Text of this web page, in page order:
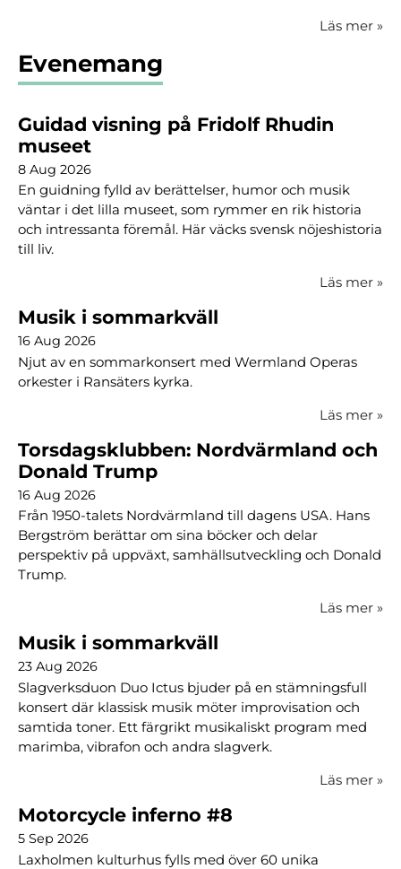
Läs mer »
Evenemang
Guidad visning på Fridolf Rhudin
museet
8 Aug 2026
En guidning fylld av berättelser, humor och musik
väntar i det lilla museet, som rymmer en rik historia
och intressanta föremål. Här väcks svensk nöjeshistoria
till liv.
Läs mer »
Musik i sommarkväll
16 Aug 2026
Njut av en sommarkonsert med Wermland Operas
orkester i Ransäters kyrka.
Läs mer »
Torsdagsklubben: Nordvärmland och
Donald Trump
16 Aug 2026
Från 1950-talets Nordvärmland till dagens USA. Hans
Bergström berättar om sina böcker och delar
perspektiv på uppväxt, samhällsutveckling och Donald
Trump.
Läs mer »
Musik i sommarkväll
23 Aug 2026
Slagverksduon Duo Ictus bjuder på en stämningsfull
konsert där klassisk musik möter improvisation och
samtida toner. Ett färgrikt musikaliskt program med
marimba, vibrafon och andra slagverk.
Läs mer »
Motorcycle inferno #8
5 Sep 2026
Laxholmen kulturhus fylls med över 60 unika